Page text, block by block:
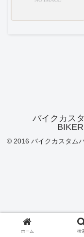
バイクカス
© 2016 バイクカスタム
ホーム 検